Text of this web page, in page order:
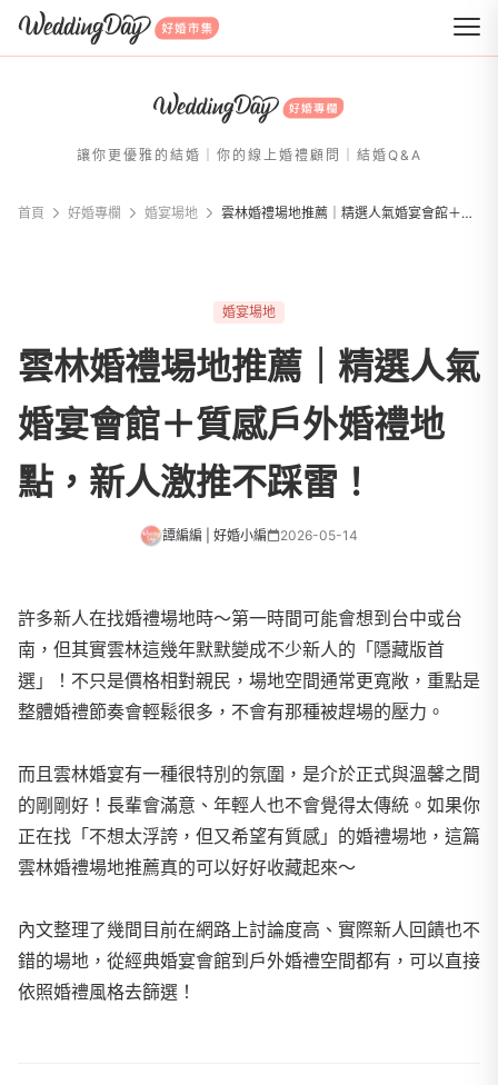
WeddingDay 好婚市集
讓你更優雅的結婚｜你的線上婚禮顧問｜結婚Q&A
首頁 好婚專欄 婚宴場地 雲林婚禮場地推薦｜精選人氣婚宴會館＋質感戶外婚禮地點，新人激推不踩雷！
婚宴場地
雲林婚禮場地推薦｜精選人氣
婚宴會館＋質感戶外婚禮地
點，新人激推不踩雷！
譚編編 | 好婚小編 2026-05-14
許多新人在找婚禮場地時～第一時間可能會想到台中或台
南，但其實雲林這幾年默默變成不少新人的「隱藏版首
選」！不只是價格相對親民，場地空間通常更寬敞，重點是
整體婚禮節奏會輕鬆很多，不會有那種被趕場的壓力。
而且雲林婚宴有一種很特別的氛圍，是介於正式與溫馨之間
的剛剛好！長輩會滿意、年輕人也不會覺得太傳統。如果你
正在找「不想太浮誇，但又希望有質感」的婚禮場地，這篇
雲林婚禮場地推薦真的可以好好收藏起來～
內文整理了幾間目前在網路上討論度高、實際新人回饋也不
錯的場地，從經典婚宴會館到戶外婚禮空間都有，可以直接
依照婚禮風格去篩選！